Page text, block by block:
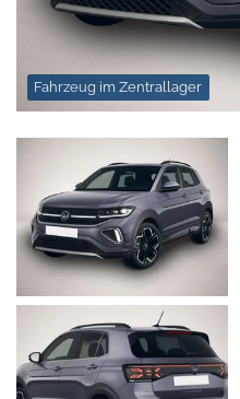
Fahrzeug im Zentrallager